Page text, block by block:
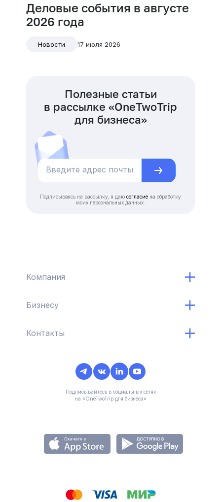
Деловые события в августе
2026 года
Новости 17 июля 2026
Полезные статьи
в рассылке «OneTwoTrip
для бизнеса»
Подписываясь на рассылку, я даю согласие на обработку
моих персональных данных.
Компания
Бизнесу
Контакты
Подписывайтесь в социальных сетях
на «OneTwoTrip для бизнеса»